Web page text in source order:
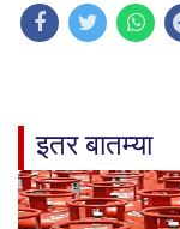
इतर बातम्या